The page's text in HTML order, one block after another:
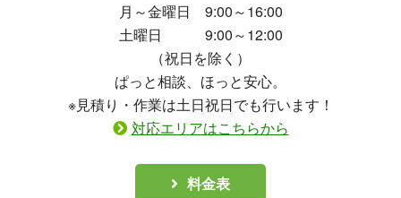
月～金曜日 9:00～16:00
土曜日 9:00～12:00
（祝日を除く）
ぱっと相談、ほっと安心。
※見積り・作業は土日祝日でも行います！
対応エリアはこちらから
料金表